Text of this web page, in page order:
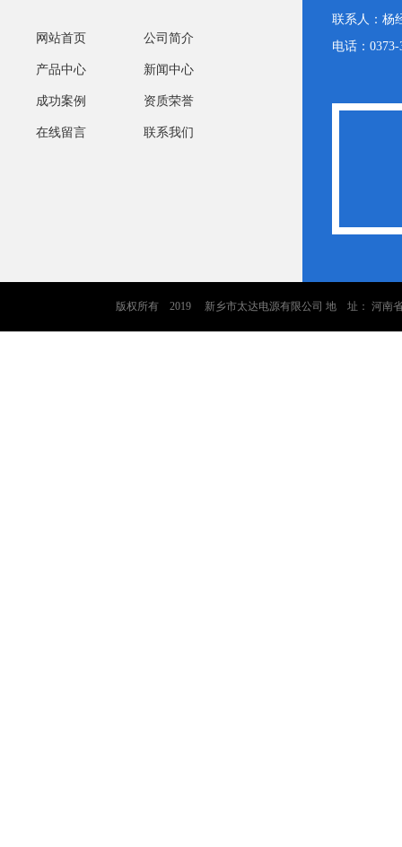
联系人：
电话：
网站首页 公司简介
产品中心 新闻中心
成功案例 资质荣誉
在线留言 联系我们
版权所有 2019 新乡市太达电源有限公司 地 址： 河南省